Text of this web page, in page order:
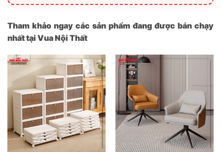
Tham khảo ngay các sản phẩm đang được bán chạy
nhất tại Vua Nội Thất